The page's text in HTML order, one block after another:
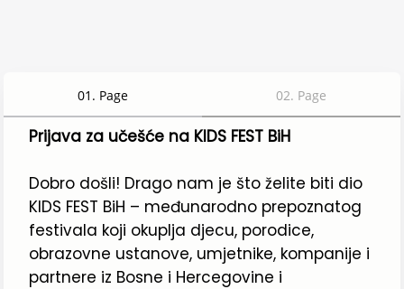
01 . Page 02. Page
Prijava za učešće na KIDS FEST BiH
Dobro došli! Drago nam je što želite biti dio
KIDS FEST BiH – međunarodno prepoznatog
festivala koji okuplja djecu, porodice,
obrazovne ustanove, umjetnike, kompanije i
partnere iz Bosne i Hercegovine i